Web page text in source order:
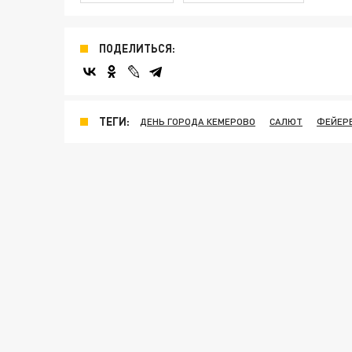
ПОДЕЛИТЬСЯ:
ТЕГИ: ДЕНЬ ГОРОДА КЕМЕРОВО САЛЮТ